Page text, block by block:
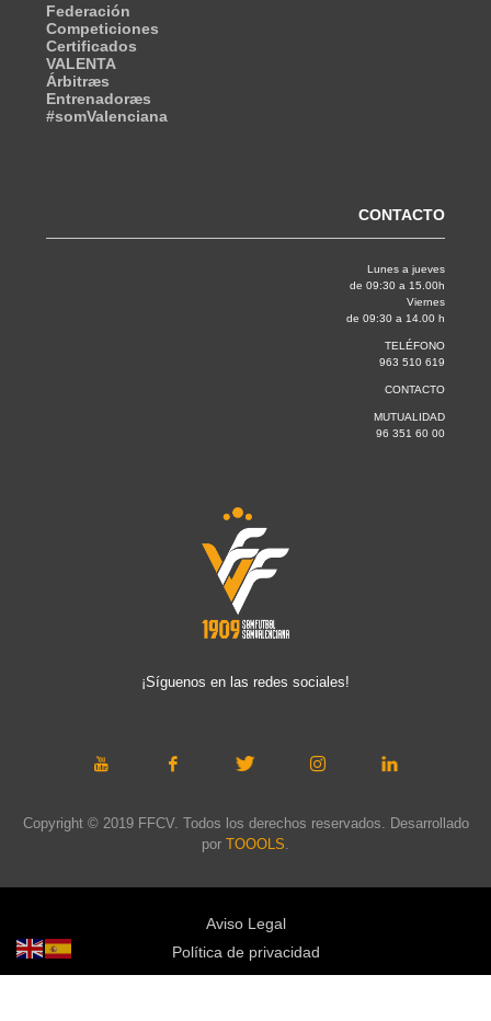
Federación
Competiciones
Certificados
VALENTA
Árbitræs
Entrenadoræs
#somValenciana
CONTACTO
Lunes a jueves
de 09:30 a 15.00h
Viernes
de 09:30 a 14.00 h
TELÉFONO
963 510 619
CONTACTO
MUTUALIDAD
96 351 60 00
¡Síguenos en las redes sociales!
Copyright © 2019 FFCV. Todos los derechos reservados. Desarrollado
por TOOOLS
Aviso Legal
Política de privacidad
Política de cookies